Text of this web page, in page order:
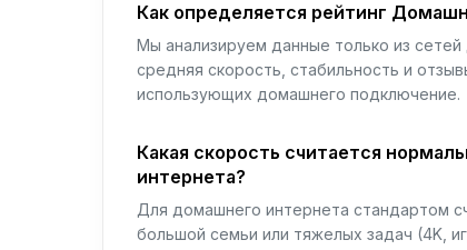
Как определяется рейтинг
Мы анализируем данные только из
средняя скорость, стабильность и
использующих домашнего подключение.
Какая скорость считается
интернета?
Для домашнего интернета стандартом
большой семьи или тяжелых задач (4K,